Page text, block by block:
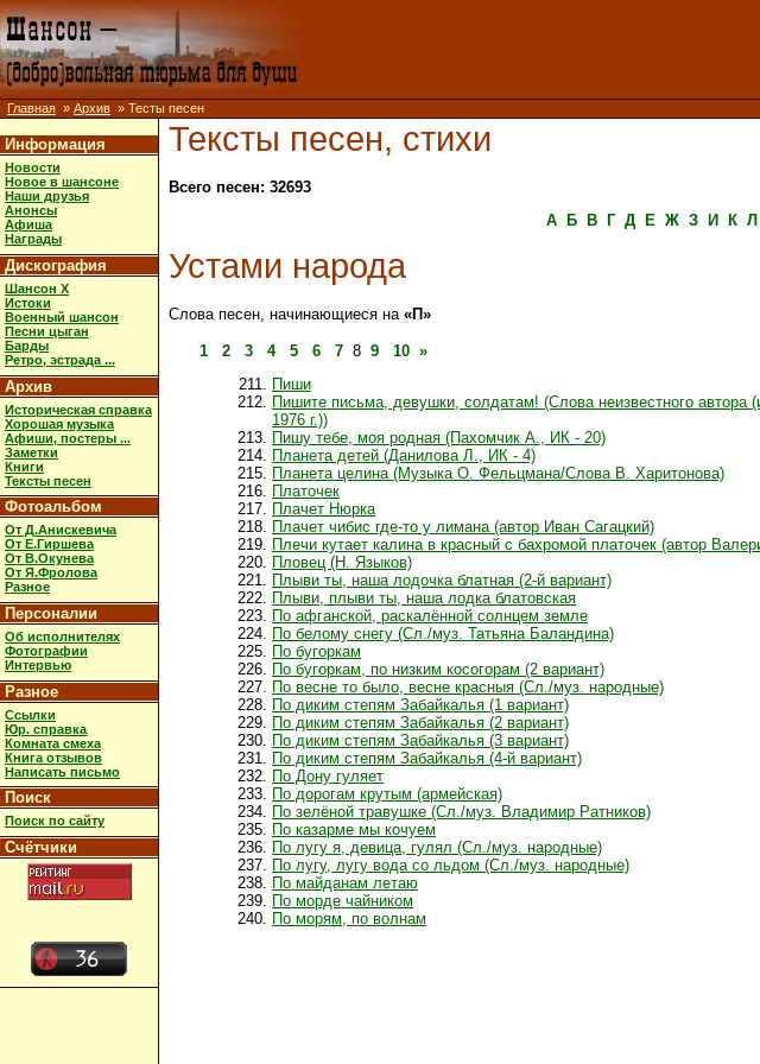
Главная » Архив » Тесты песен
Информация
Новости
Новое в шансоне
Наши друзья
Анонсы
Афиша
Награды
Дискография
Шансон X
Истоки
Военный шансон
Песни цыган
Барды
Ретро, эстрада ...
Архив
Историческая справка
Хорошая музыка
Афиши, постеры ...
Заметки
Книги
Тексты песен
Фотоальбом
От Д.Анискевича
От Е.Гиршева
От В.Окунева
От Я.Фролова
Разное
Персоналии
Об исполнителях
Фотографии
Интервью
Разное
Ссылки
Юр. справка
Комната смеха
Книга отзывов
Написать письмо
Поиск
Поиск по сайту
Счётчики
Тексты песен, стихи
Всего песен: 32693
А
Б В Г Д Е Ж З И К Л
Устами народа
Слова песен, начинающиеся на «П»
1 2 3 4 5 6 7 8 9 10 »
Пиши
Пишите письма, девушки, солдатам! (Слова неизвестного автора
1976 г.))
Пишу тебе, моя родная (Пахомчик А., ИК - 20)
Планета детей (Данилова Л., ИК - 4)
Планета целина (Музыка О. Фельцмана/Слова В. Харитонова)
Платочек
Плачет Нюрка
Плачет чибис где-то у лимана (автор Иван Сагацкий)
Плечи кутает калина в красный с бахромой платочек (автор
Пловец (Н. Языков)
Плыви ты, наша лодочка блатная (2-й вариант)
Плыви, плыви ты, наша лодка блатовская
По афганской, раскалённой солнцем земле
По белому снегу (Сл./муз. Татьяна Баландина)
По бугоркам
По бугоркам, по низким косогорам (2 вариант)
По весне то было, весне красныя (Сл./муз. народные)
По диким степям Забайкалья (1 вариант)
По диким степям Забайкалья (2 вариант)
По диким степям Забайкалья (3 вариант)
По диким степям Забайкалья (4-й вариант)
По Дону гуляет
По дорогам крутым (армейская)
По зелёной травушке (Сл./муз. Владимир Ратников)
По казарме мы кочуем
По лугу я, девица, гулял (Сл./муз. народные)
По лугу, лугу вода со льдом (Сл./муз. народные)
По майданам летаю
По морде чайником
По морям, по волнам